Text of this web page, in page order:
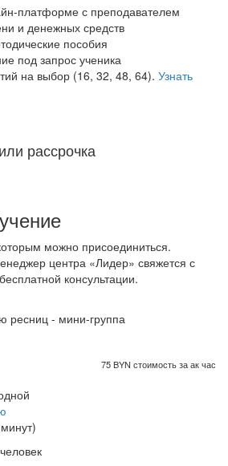
платформе с преподавателем
и денежных средств
пособия
под запрос ученика
на выбор (16, 32, 48, 64). Узнать
рассрочка
можно присоединиться.
центра «Лидер» свяжется с
консультации.
ресниц - мини-группа
75 BYN стоимость за ак час